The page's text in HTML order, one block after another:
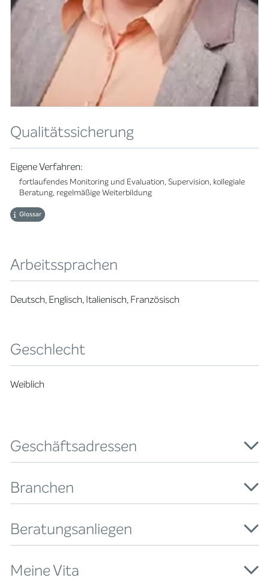
Qualitätssicherung
Eigene Verfahren:
fortlaufendes Monitoring und Evaluation, Supervision, kollegiale
Beratung, regelmäßige Weiterbildung
Glossar
Arbeitssprachen
Deutsch, Englisch, Italienisch, Französisch
Geschlecht
Weiblich
Geschäftsadressen
Branchen
Beratungsanliegen
Meine Vita